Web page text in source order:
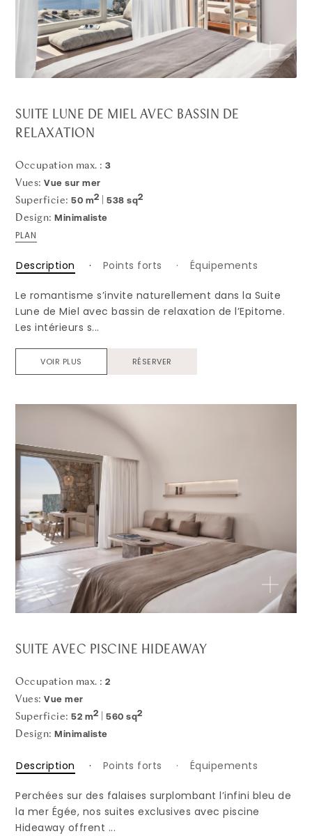
SUITE LUNE DE MIEL AVEC BASSIN DE
RELAXATION
Description Points forts Équipements
Le romantisme s’invite naturellement dans la Suite
Lune de Miel avec bassin de relaxation de l’Epitome.
Les intérieurs s...
VOIR PLUS RÉSERVER
Occupation max. :3
Vues:Vue sur mer
Superficie:50 m2 |538 sq2
Design:Minimaliste
PLAN
SUITE AVEC PISCINE HIDEAWAY
Description Points forts Équipements
Perchées sur des falaises surplombant l’infini bleu de
la mer Égée, nos suites exclusives avec piscine
Hideaway offrent ...
Occupation max. :2
Vues:Vue mer
Superficie:52 m2 |560 sq2
Design:Minimaliste